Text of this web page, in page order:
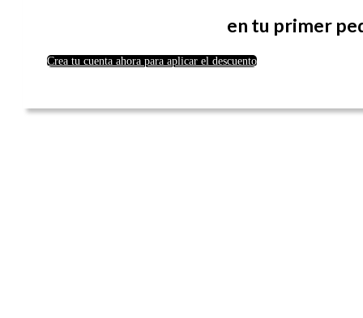
en tu primer
Crea tu cuenta ahora para aplicar el descuento